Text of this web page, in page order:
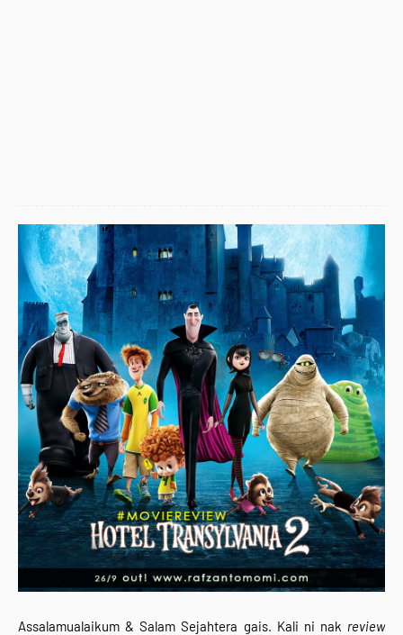
Assalamualaikum & Salam Sejahtera gais. Kali ni nak review